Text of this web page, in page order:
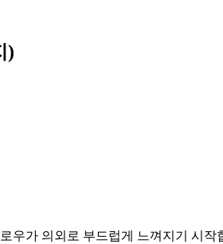
)
우가 의외로 부드럽게 느껴지기 시작